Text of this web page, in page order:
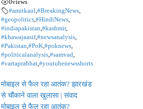
0views
#amitkaul,#BreakingNews,
#geopolitics,#HindiNews,
#indiapakistan,#kashmir,
#khawajaasif,#newsanalysis,
#Pakistan,#PoK,#poknews,
#politicalanalysis,#samvad,
#vartaprabhat,#youtubenewsshorts
मोबाइल से फैल रहा आतंक? झारखंड
से चौंकाने वाला खुलासा | संवाद
मोबाइल से फैल रहा आतंक?